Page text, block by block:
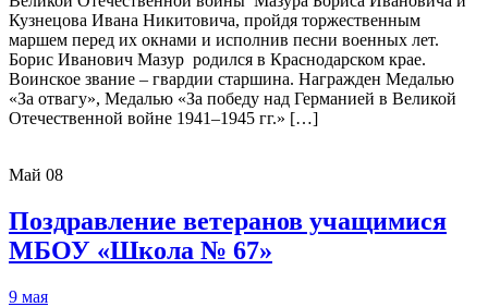
Кузнецова Ивана Никитовича, пройдя торжественным
маршем перед их окнами и исполнив песни военных лет.
Борис Иванович Мазур родился в Краснодарском крае.
Воинское звание – гвардии старшина. Награжден Медалью
«За отвагу», Медалью «За победу над Германией в Великой
Отечественной войне 1941–1945 гг.» […]
Май 08
Поздравление ветеранов учащимися
МБОУ «Школа № 67»
9 мая